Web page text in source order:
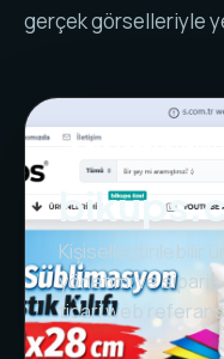
gerçek görselleriyle
Kişiselleştirilebilir
yönetimi ve sipariş
ticari web